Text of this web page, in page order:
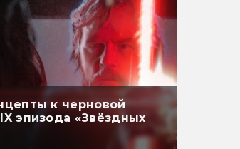
к черновой
эпизода «Звёздных